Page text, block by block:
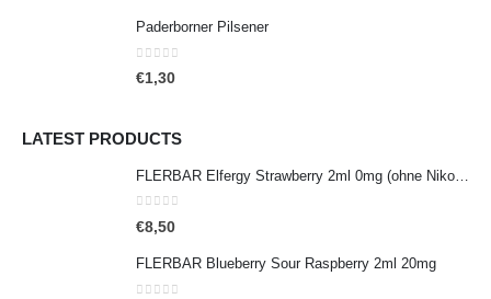
Paderborner Pilsener
0 out of 5
€1,30
LATEST PRODUCTS
0out of 5
€8,50
FLERBAR Blueberry Sour Raspberry 2ml 20mg